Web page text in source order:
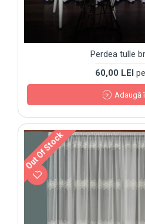
Perdea tulle
60,00 LEI
Adaugă
Out Of Stock